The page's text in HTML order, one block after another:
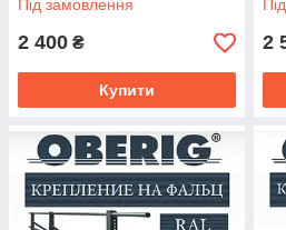
води з внутрішніх стиків скатів.
Зовнішня
від затікання води, попадання
покрівлю, володіє
Встановлюється при необхідності.
черепиці до стіни і елементів
гідроізоляційною функцією.
Для покрівлі з м'якої бітумної
Торцева планка. Закриває
Під замовлення
2 400 ₴
Купити
2